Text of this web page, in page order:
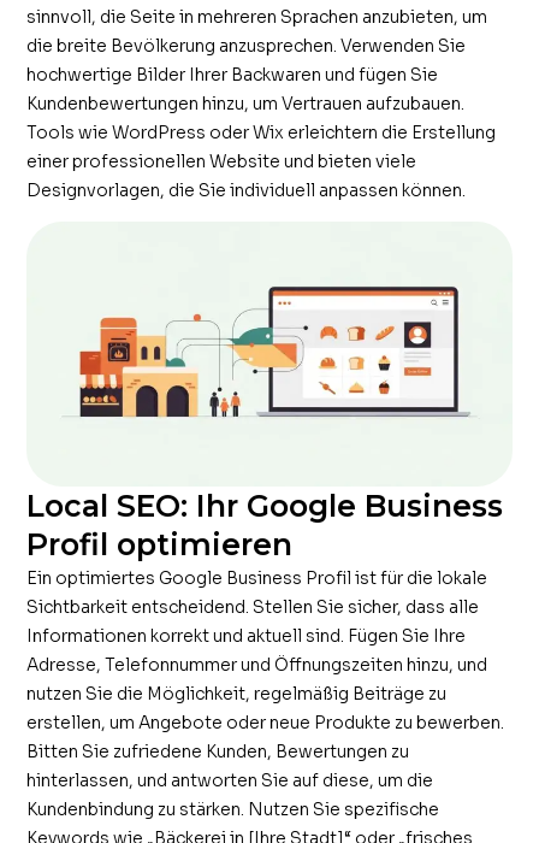
sinnvoll, die Seite in mehreren Sprachen anzubieten, um
die breite Bevölkerung anzusprechen. Verwenden Sie
hochwertige Bilder Ihrer Backwaren und fügen Sie
Kundenbewertungen hinzu, um Vertrauen aufzubauen.
Tools wie WordPress oder Wix erleichtern die Erstellung
einer professionellen Website und bieten viele
Designvorlagen, die Sie individuell anpassen können.
Local SEO: Ihr Google Business
Profil optimieren
Ein optimiertes Google Business Profil ist für die lokale
Sichtbarkeit entscheidend. Stellen Sie sicher, dass alle
Informationen korrekt und aktuell sind. Fügen Sie Ihre
Adresse, Telefonnummer und Öffnungszeiten hinzu, und
nutzen Sie die Möglichkeit, regelmäßig Beiträge zu
erstellen, um Angebote oder neue Produkte zu bewerben.
Bitten Sie zufriedene Kunden, Bewertungen zu
hinterlassen, und antworten Sie auf diese, um die
Kundenbindung zu stärken. Nutzen Sie spezifische
Keywords wie „Bäckerei in [Ihre Stadt]“ oder „frisches